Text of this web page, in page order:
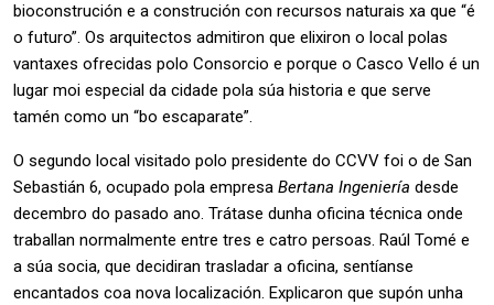
bioconstrución e a construción con recursos naturais xa que “é
o futuro”. Os arquitectos admitiron que elixiron o local polas
vantaxes ofrecidas polo Consorcio e porque o Casco Vello é un
lugar moi especial da cidade pola súa historia e que serve
tamén como un “bo escaparate”.
O segundo local visitado polo presidente do CCVV foi o de San
Sebastián 6, ocupado pola empresa Bertana Ingeniería desde
decembro do pasado ano. Trátase dunha oficina técnica onde
traballan normalmente entre tres e catro persoas. Raúl Tomé e
a súa socia, que decidiran trasladar a oficina, sentíanse
encantados coa nova localización. Explicaron que supón unha